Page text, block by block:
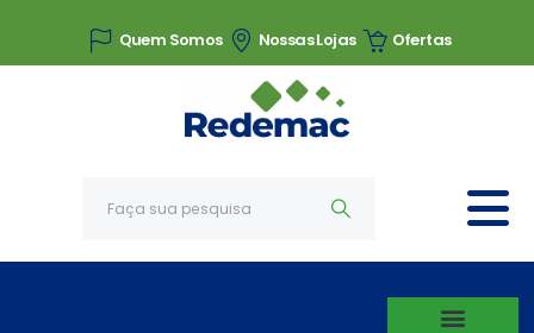
Quem Somos Nossas Lojas Ofertas